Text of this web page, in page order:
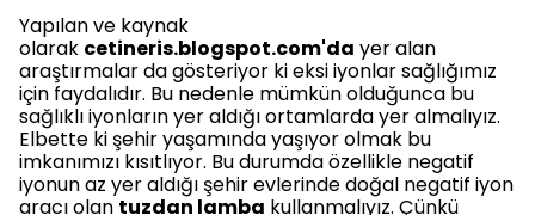
Yapılan ve kaynak
olarak cetineris.blogspot.com'da yer alan
araştırmalar da gösteriyor ki eksi iyonlar sağlığımız
için faydalıdır. Bu nedenle mümkün olduğunca bu
sağlıklı iyonların yer aldığı ortamlarda yer almalıyız.
Elbette ki şehir yaşamında yaşıyor olmak bu
imkanımızı kısıtlıyor. Bu durumda özellikle negatif
iyonun az yer aldığı şehir evlerinde doğal negatif iyon
aracı olan tuzdan lamba kullanmalıyız. Çünkü